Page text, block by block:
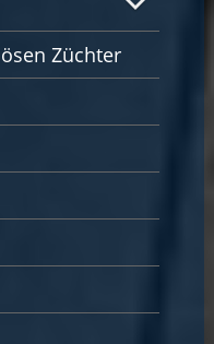
Züchter